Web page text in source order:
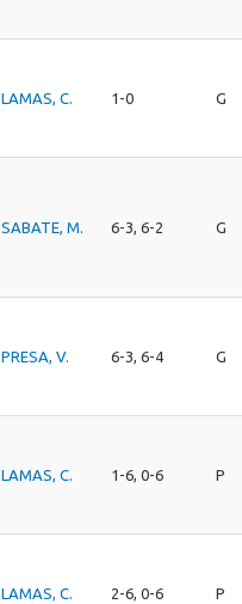
LAMAS, C. 1-0 G
SABATE, M. 6-3, 6-2 G
PRESA, V. 6-3, 6-4 G
LAMAS, C. 1-6, 0-6 P
LAMAS, C. 2-6, 0-6 P